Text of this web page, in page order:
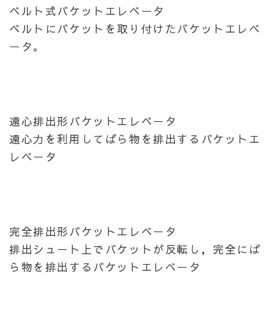
ベルト式バケットエレベータ
ベルトにバケットを取り付けたバケットエレベ
ータ。
遠心排出形バケットエレベータ
遠心力を利用してばら物を排出するバケットエ
レベータ
完全排出形バケットエレベータ
排出シュート上でバケットが反転し，完全にば
ら物を排出するバケットエレベータ